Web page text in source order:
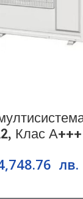
Клас А+++
лв.